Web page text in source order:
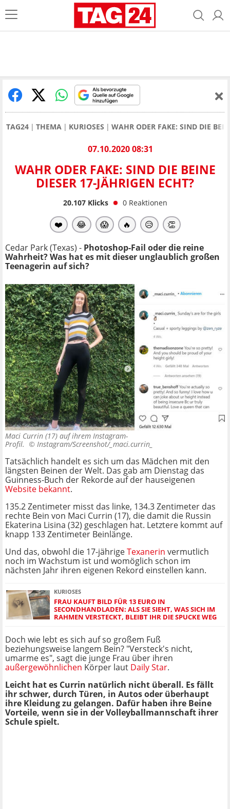
TAG24 THEMA KURIOSES WAHR ODER FAKE: SIND DIE
07.10.2020 08:31
WAHR ODER FAKE: SIND DIE BEINE
DIESER 17-JÄHRIGEN ECHT?
20.107Klicks 0 Reaktionen
❤️ 😂 😱 🔥 😥 👏
Cedar Park (Texas) - Photoshop-Fail oder die reine
Wahrheit? Was hat es mit dieser unglaublich großen
Teenagerin auf sich?
Maci Currin (17) auf ihrem Instagram-
Profil. © Instagram/Screenshot/_maci.currin_
Tatsächlich handelt es sich um das Mädchen mit den
längsten Beinen der Welt. Das gab am Dienstag das
Guinness-Buch der Rekorde auf der hauseigenen
Website bekannt.
135.2 Zentimeter misst das linke, 134.3 Zentimeter das
rechte Bein von Maci Currin (17), die damit die Russin
Ekaterina Lisina (32) geschlagen hat. Letztere kommt auf
knapp 133 Zentimeter Beinlänge.
Und das, obwohl die 17-jährigeTexanerin vermutlich
noch im Wachstum ist und womöglich schon im
nächsten Jahr ihren eigenen Rekord einstellen kann.
KURIOSES
FRAU KAUFT BILD FÜR 13 EURO IN
SECONDHANDLADEN: ALS SIE SIEHT, WAS SICH IM
RAHMEN VERSTECKT, BLEIBT IHR DIE SPUCKE WEG
Doch wie lebt es sich auf so großem Fuß
beziehungsweise langem Bein? "Versteck's nicht,
umarme es", sagt die junge Frau über ihren
außergewöhnlichen Körper laut Daily Star.
Leicht hat es Currin natürlich nicht überall. Es fällt
ihr schwer, durch Türen, in Autos oder überhaupt
ihre Kleidung zu gelangen. Dafür haben ihre Beine
Vorteile, wenn sie in der Volleyballmannschaft ihrer
Schule spielt.